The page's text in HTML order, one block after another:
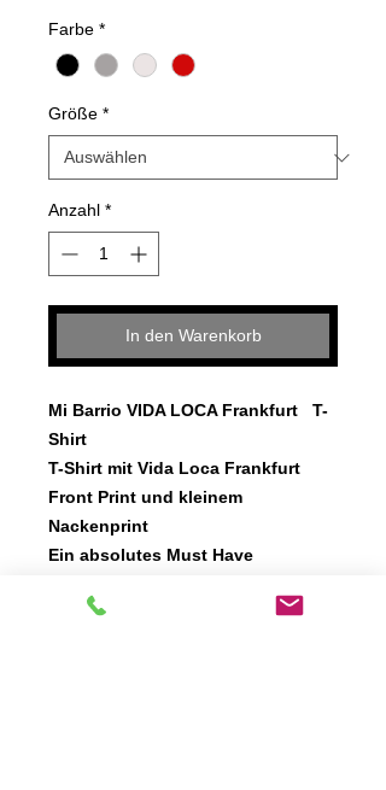
Farbe *
Größe *
Anzahl *
In den Warenkorb
Mi Barrio VIDA LOCA Frankfurt T-
Shirt
T-Shirt mit Vida Loca Frankfurt
Front Print und kleinem
Nackenprint
Ein absolutes Must Have
Pflegehinweis: 30 Grad Maschinen